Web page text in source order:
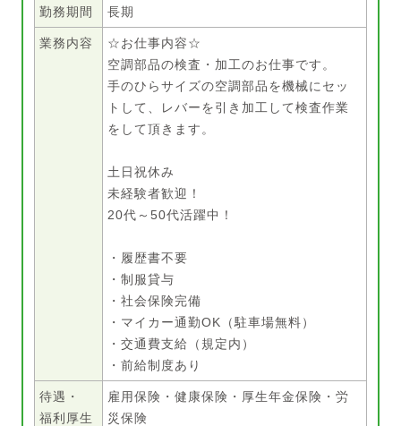
勤務期間 長期
業務内容
☆お仕事内容☆
空調部品の検査・加工のお仕事です。
手のひらサイズの空調部品を機械にセッ
トして、レバーを引き加工して検査作業
をして頂きます。
土日祝休み
未経験者歓迎！
20代～50代活躍中！
・履歴書不要
・制服貸与
・社会保険完備
・マイカー通勤OK（駐車場無料）
・交通費支給（規定内）
・前給制度あり
待遇・
福利厚生
雇用保険・健康保険・厚生年金保険・労
災保険